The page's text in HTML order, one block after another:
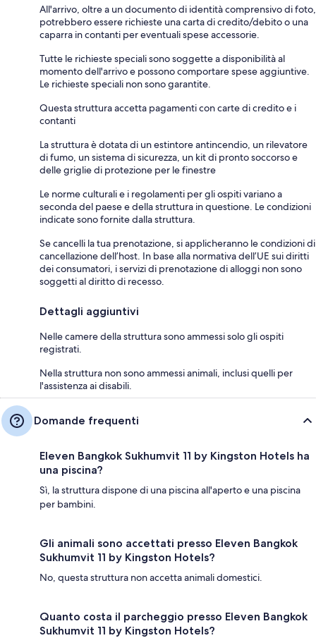
All'arrivo, oltre a un documento di identità comprensivo di foto,
potrebbero essere richieste una carta di credito/debito o una
caparra in contanti per eventuali spese accessorie.
Tutte le richieste speciali sono soggette a disponibilità al
momento dell'arrivo e possono comportare spese aggiuntive.
Le richieste speciali non sono garantite.
Questa struttura accetta pagamenti con carte di credito e i
contanti
La struttura è dotata di un estintore antincendio, un rilevatore
di fumo, un sistema di sicurezza, un kit di pronto soccorso e
delle griglie di protezione per le finestre
Le norme culturali e i regolamenti per gli ospiti variano a
seconda del paese e della struttura in questione. Le condizioni
indicate sono fornite dalla struttura.
Se cancelli la tua prenotazione, si applicheranno le condizioni di
cancellazione dell’host. In base alla normativa dell’UE sui diritti
dei consumatori, i servizi di prenotazione di alloggi non sono
soggetti al diritto di recesso.
Dettagli aggiuntivi
Nelle camere della struttura sono ammessi solo gli ospiti
registrati.
Nella struttura non sono ammessi animali, inclusi quelli per
l'assistenza ai disabili.
Domande frequenti
Eleven Bangkok Sukhumvit 11 by Kingston Hotels ha
una piscina?
Sì, la struttura dispone di una piscina all'aperto e una piscina
per bambini.
Gli animali sono accettati presso Eleven Bangkok
Sukhumvit 11 by Kingston Hotels?
No, questa struttura non accetta animali domestici.
Quanto costa il parcheggio presso Eleven Bangkok
Sukhumvit 11 by Kingston Hotels?